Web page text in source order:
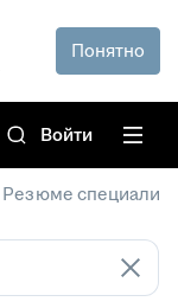
Понятно
Войти
Резюме